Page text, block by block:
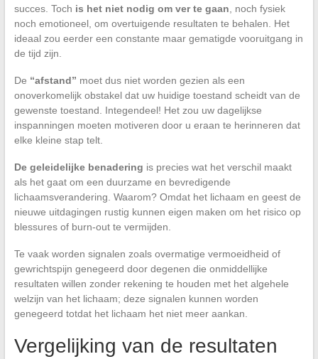
succes. Toch is het niet nodig om ver te gaan , noch fysiek
noch emotioneel, om overtuigende resultaten te behalen. Het
ideaal zou eerder een constante maar gematigde vooruitgang in
de tijd zijn.
De “afstand” moet dus niet worden gezien als een
onoverkomelijk obstakel dat uw huidige toestand scheidt van de
gewenste toestand. Integendeel! Het zou uw dagelijkse
inspanningen moeten motiveren door u eraan te herinneren dat
elke kleine stap telt.
De geleidelijke benadering is precies wat het verschil maakt
als het gaat om een duurzame en bevredigende
lichaamsverandering. Waarom? Omdat het lichaam en geest de
nieuwe uitdagingen rustig kunnen eigen maken om het risico op
blessures of burn-out te vermijden.
Te vaak worden signalen zoals overmatige vermoeidheid of
gewrichtspijn genegeerd door degenen die onmiddellijke
resultaten willen zonder rekening te houden met het algehele
welzijn van het lichaam; deze signalen kunnen worden
genegeerd totdat het lichaam het niet meer aankan.
Vergelijking van de resultaten